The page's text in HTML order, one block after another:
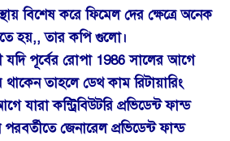
বিশেষ করে ফিমেল দের ক্ষেত্রে অনেক
হয়,, তার কপি গুলো।
যদি পূর্বের রোপা 1986 সালের আগে
তাহলে ডেথ কাম রিটায়ারিং
যারা কন্ট্রিবিউটরি প্রভিডেন্ট ফান্ড
জেনারেল প্রভিডেন্ট ফান্ড